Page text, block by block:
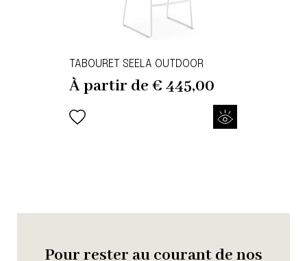
TABOURET SEELA OUTDOOR
À partir de€ 445,00
Pour rester au courant de nos